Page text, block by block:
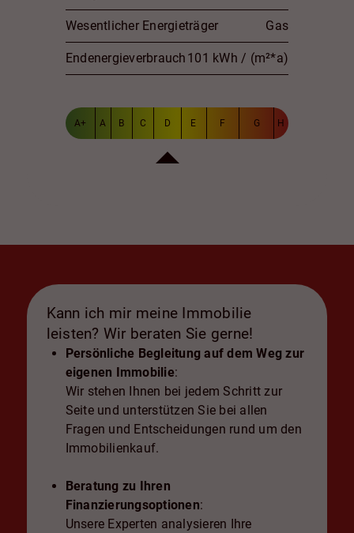
Wesentlicher Energieträger Gas
Endenergieverbrauch 101 kWh / (m²*a)
A+ A B C D E F G H
Kann ich mir meine Immobilie
leisten? Wir beraten Sie gerne!
Persönliche Begleitung auf dem Weg zur
eigenen Immobilie:
Wir stehen Ihnen bei jedem Schritt zur
Seite und unterstützen Sie bei allen
Fragen und Entscheidungen rund um den
Immobilienkauf.
Beratung zu Ihren
Finanzierungsoptionen:
Unsere Experten analysieren Ihre